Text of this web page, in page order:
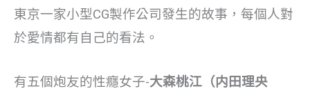
東京一家小型CG製作公司發生的故事，每個人對
於愛情都有自己的看法。
有五個炮友的性癮女子-大森桃江（内田理央